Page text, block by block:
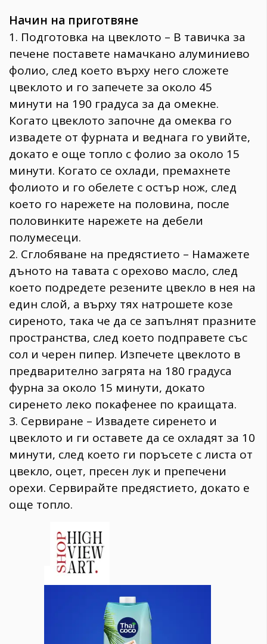
Начин на приготвяне
1. Подготовка на цвеклото – В тавичка за
печене поставете намачкано алуминиево
фолио, след което върху него сложете
цвеклото и го запечете за около 45
минути на 190 градуса за да омекне.
Когато цвеклото започне да омеква го
извадете от фурната и веднага го увийте,
докато е още топло с фолио за около 15
минути. Когато се охлади, премахнете
фолиото и го обелете с остър нож, след
което го нарежете на половина, после
половинките нарежете на дебели
полумесеци.
2. Сглобяване на предястието – Намажете
дъното на тавата с орехово масло, след
което подредете резените цвекло в нея на
един слой, а върху тях натрошете козе
сиреното, така че да се запълнят празните
пространства, след което подправете със
сол и черен пипер. Изпечете цвеклото в
предварително загрята на 180 градуса
фурна за около 15 минути, докато
сиренето леко покафенее по краищата.
3. Сервиране – Извадете сиренето и
цвеклото и ги оставете да се охладят за 10
минути, след което ги поръсете с листа от
цвекло, оцет, пресен лук и препечени
орехи. Сервирайте предястието, докато е
още топло.